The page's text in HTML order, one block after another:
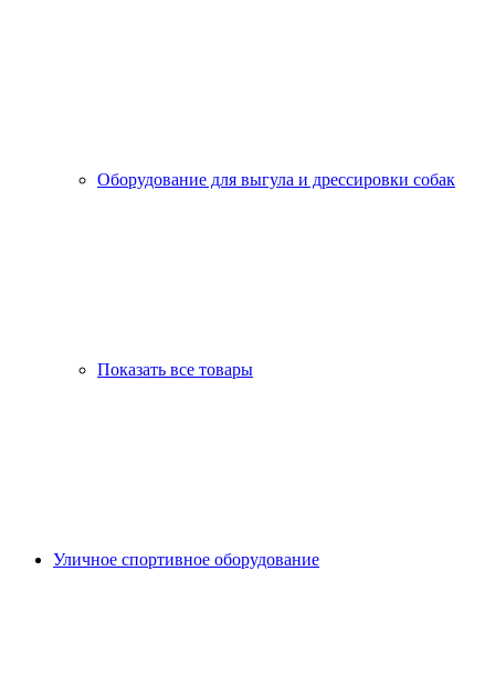
Оборудование для выгула и дрессировки собак
Показать все товары
Уличное спортивное оборудование